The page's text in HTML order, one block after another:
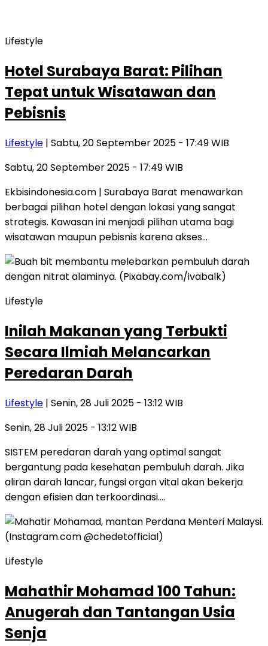
Lifestyle
Hotel Surabaya Barat: Pilihan
Tepat untuk Wisatawan dan
Pebisnis
Lifestyle | Sabtu, 20 September 2025 - 17:49 WIB
Sabtu, 20 September 2025 - 17:49 WIB
Ekbisindonesia.com | Surabaya Barat menawarkan
berbagai pilihan hotel dengan lokasi yang sangat
strategis. Kawasan ini menjadi pilihan utama bagi
wisatawan maupun pebisnis karena akses…
Lifestyle
Inilah Makanan yang Terbukti
Secara Ilmiah Melancarkan
Peredaran Darah
Lifestyle | Senin, 28 Juli 2025 - 13:12 WIB
Senin, 28 Juli 2025 - 13:12 WIB
SISTEM peredaran darah yang optimal sangat
bergantung pada kesehatan pembuluh darah. Jika
aliran darah lancar, fungsi organ vital akan bekerja
dengan efisien dan terkoordinasi….
Lifestyle
Mahathir Mohamad 100 Tahun:
Anugerah dan Tantangan Usia
Senja